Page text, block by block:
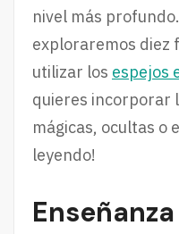
nivel más
exploraremos diez
utilizar los espejos
quieres incorporar
mágicas, ocultas o
leyendo!